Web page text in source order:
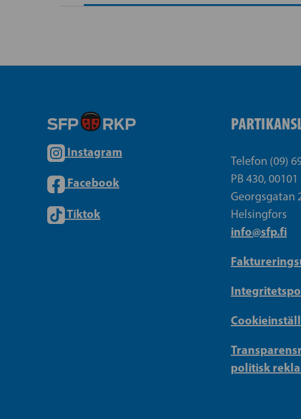
Instagram
Facebook
Tiktok
Telefon (09)
PB 430,
Georgsgatan
Helsingfors
info@sfp.fi
politisk